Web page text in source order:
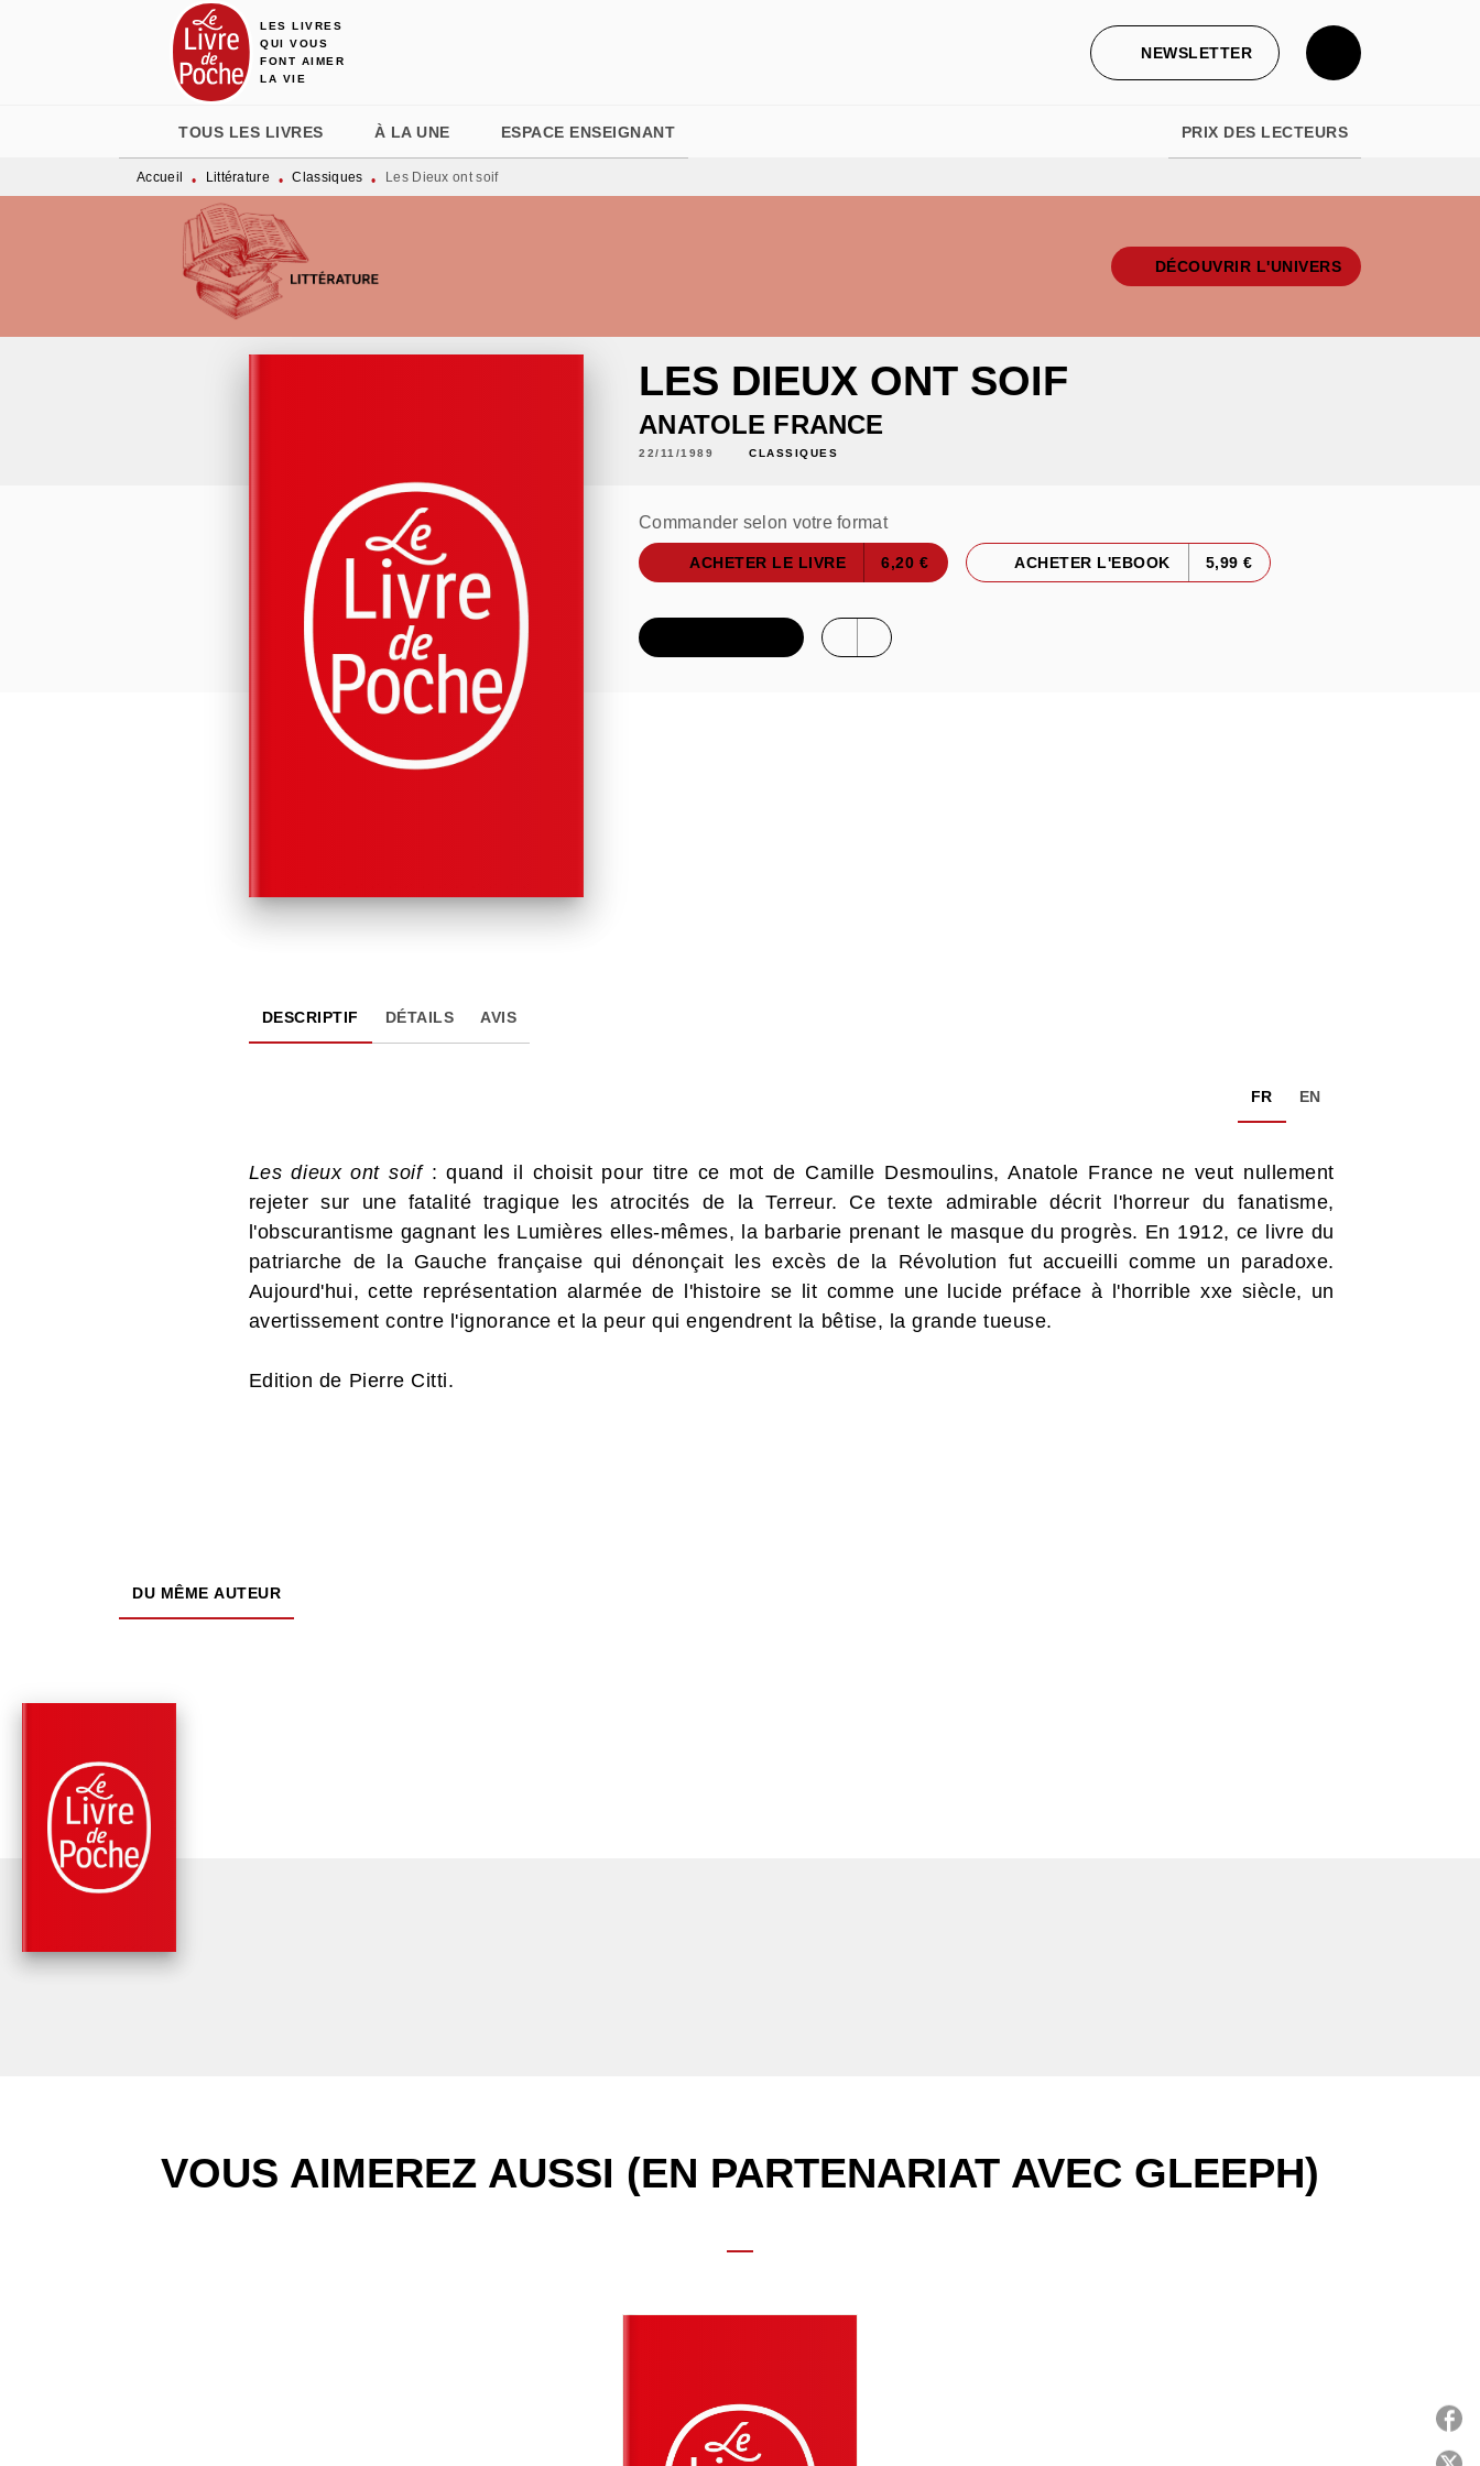
MENU RECHERCHE
LES LIVRES
QUI VOUS
FONT AIMER
LA VIE
NEWSLETTER
TOUS LES LIVRES À LA UNE ESPACE ENSEIGNANT PRIX DES LECTEURS
Accueil • Littérature • Classiques • Les Dieux ont soif
DÉCOUVRIR L'UNIVERS
LES DIEUX ONT SOIF
ANATOLE FRANCE
22/11/1989 CLASSIQUES
Commander selon votre format
ACHETER LE LIVRE 6,20 € ACHETER L'EBOOK 5,99 €
DESCRIPTIF DÉTAILS AVIS
FR EN
Les dieux ont soif: quand il choisit pour titre ce mot de Camille Desmoulins, Anatole France ne veut nullement
rejeter sur une fatalité tragique les atrocités de la Terreur. Ce texte admirable décrit l'horreur du fanatisme,
l'obscurantisme gagnant les Lumières elles-mêmes, la barbarie prenant le masque du progrès. En 1912, ce livre du
patriarche de la Gauche française qui dénonçait les excès de la Révolution fut accueilli comme un paradoxe.
Aujourd'hui, cette représentation alarmée de l'histoire se lit comme une lucide préface à l'horrible xxe siècle, un
avertissement contre l'ignorance et la peur qui engendrent la bêtise, la grande tueuse.
Edition de Pierre Citti.
DU MÊME AUTEUR
VOUS AIMEREZ AUSSI (EN PARTENARIAT AVEC GLEEPH)